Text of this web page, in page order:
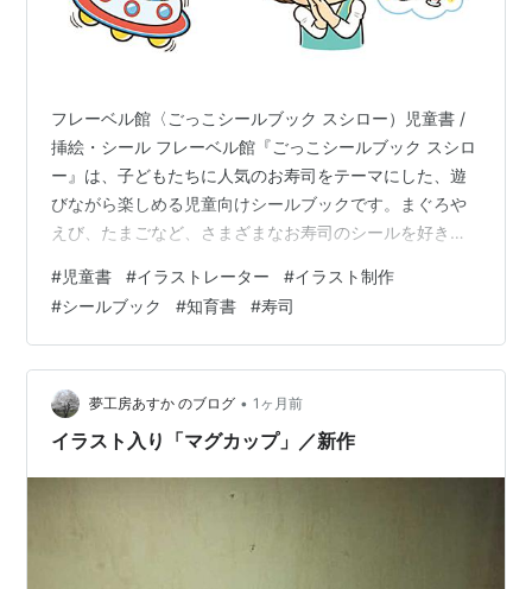
フレーベル館〈ごっこシールブック スシロー）児童書 /
挿絵・シール フレーベル館『ごっこシールブック スシロ
ー』は、子どもたちに人気のお寿司をテーマにした、遊
びながら楽しめる児童向けシールブックです。まぐろや
えび、たまごなど、さまざまなお寿司のシールを好きな
べる内容となっており、小さな子どもでも直感的に楽し
める一冊です。本書では、カットイラストとシールイラ
ストを担当しました。子どもたちが「おいしそう！」
「貼ってみたい！」と感じられるよう、お寿司やキャラ
クターを親しみやすくコミカルなタッチで描いていま
す。 イラストレーター いわた まさよし フ…
#児童書 #イラストレーター #イラスト制作
#シールブック #知育書 #寿司
夢工房あすか のブログ • 1ヶ月前
イラスト入り「マグカップ」／新作